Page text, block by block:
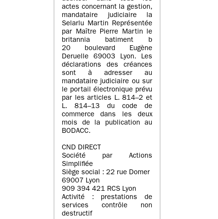
actes concernant la gestion,
mandataire judiciaire la
Selarlu Martin Représentée
par Maître Pierre Martin le
britannia batiment b
20 boulevard Eugène
Deruelle 69003 Lyon. Les
déclarations des créances
sont à adresser au
mandataire judiciaire ou sur
le portail électronique prévu
par les articles L. 814–2 et
L. 814–13 du code de
commerce dans les deux
mois de la publication au
BODACC.
CND DIRECT
Société par Actions
Simplifiée
Siège social : 22 rue Domer
69007 Lyon
909 394 421 RCS Lyon
Activité : prestations de
services contrôle non
destructif